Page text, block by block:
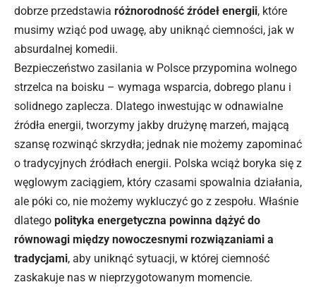
dobrze przedstawia różnorodność źródeł energii, które
musimy wziąć pod uwagę, aby uniknąć ciemności, jak w
absurdalnej komedii.
Bezpieczeństwo zasilania w Polsce przypomina wolnego
strzelca na boisku – wymaga wsparcia, dobrego planu i
solidnego zaplecza. Dlatego inwestując w odnawialne
źródła energii, tworzymy jakby drużynę marzeń, mającą
szansę rozwinąć skrzydła; jednak nie możemy zapominać
o tradycyjnych źródłach energii. Polska wciąż boryka się z
węglowym zaciągiem, który czasami spowalnia działania,
ale póki co, nie możemy wykluczyć go z zespołu. Właśnie
dlatego polityka energetyczna powinna dążyć do
równowagi między nowoczesnymi rozwiązaniami a
tradycjami, aby uniknąć sytuacji, w której ciemność
zaskakuje nas w nieprzygotowanym momencie.